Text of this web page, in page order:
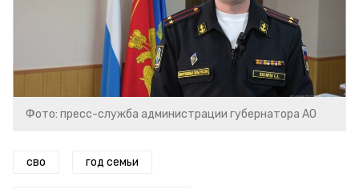
Фото: пресс-служба администрации губернатора АО
сво год семьи